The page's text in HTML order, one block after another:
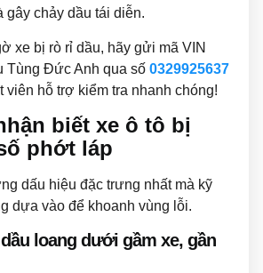
gây chảy dầu tái diễn.
xe bị rò rỉ dầu, hãy gửi mã VIN
Tùng Đức Anh qua số 0329925637
viên hỗ trợ kiểm tra nhanh chóng!
biết xe ô tô bị
phớt láp
dấu hiệu đặc trưng nhất mà kỹ
dựa vào để khoanh vùng lỗi.
loang dưới gầm xe, gần